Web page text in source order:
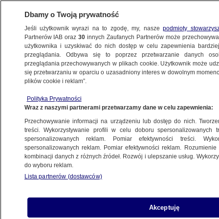
KRAKÓW
spadają na chodnik. Nie wiadomo, kiedy
budynek przestanie straszyć
23.02.2023, 17:19
Udostępnij
Dbamy o Twoją prywatność
Jeśli użytkownik wyrazi na to zgodę, my, naszepodmioty
Partnerów IAB oraz30 innych Zaufanych Partnerów może
użytkownika i uzyskiwać do nich dostęp w celu zapewnienia
przeglądania. Odbywa się to poprzez przetwarzanie danych
przeglądania przechowywanych w plikach cookie. Użytkownik może
się przetwarzaniu w oparciu o uzasadniony interes w dowolnym
plików cookie i reklam”.
Polityka Prywatności
Wraz z naszymi partnerami przetwarzamy dane w celu zapewnienia:
Przechowywanie informacji na urządzeniu lub dostęp do nich.
treści. Wykorzystywanie profili w celu doboru spersonalizowanych
spersonalizowanych reklam. Pomiar efektywności treści.
spersonalizowanych reklam. Pomiar efektywności reklam.
kombinacji danych z różnych źródeł. Rozwój i ulepszanie usług.
do wyboru reklam.
Lista partnerów (dostawców)
Akceptuję